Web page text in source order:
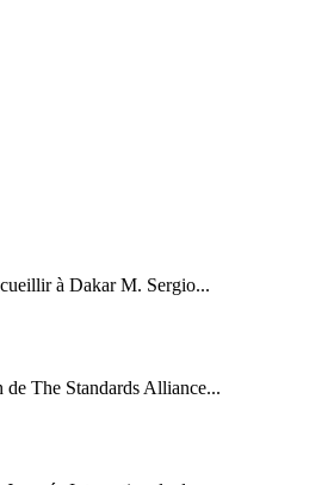
à Dakar M. Sergio...
The Standards Alliance...